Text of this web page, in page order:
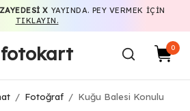
X YAYINDA. PEY VERMEK IÇIN
TIKLAYIN.
fotokart 0
/ Fotoğraf / Kuğu Balesi Konulu